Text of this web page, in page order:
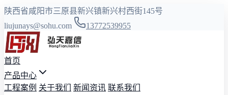
陕西省咸阳市三原县新兴镇新兴村西街145号
liujunays@sohu.com
13772539955
首页
产品中心
工程案例 关于我们 新闻资讯 联系我们